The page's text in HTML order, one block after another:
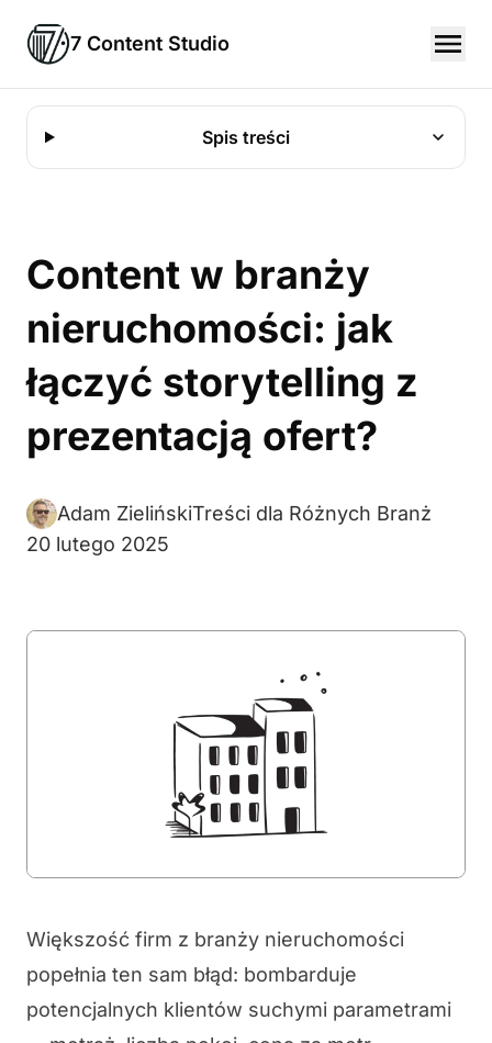
7 Content Studio
Spis treści
Content w branży
nieruchomości: jak
łączyć storytelling z
prezentacją ofert?
Adam ZielińskiTreści dla Różnych Branż
20 lutego 2025
Większość firm z branży nieruchomości
popełnia ten sam błąd: bombarduje
potencjalnych klientów suchymi parametrami